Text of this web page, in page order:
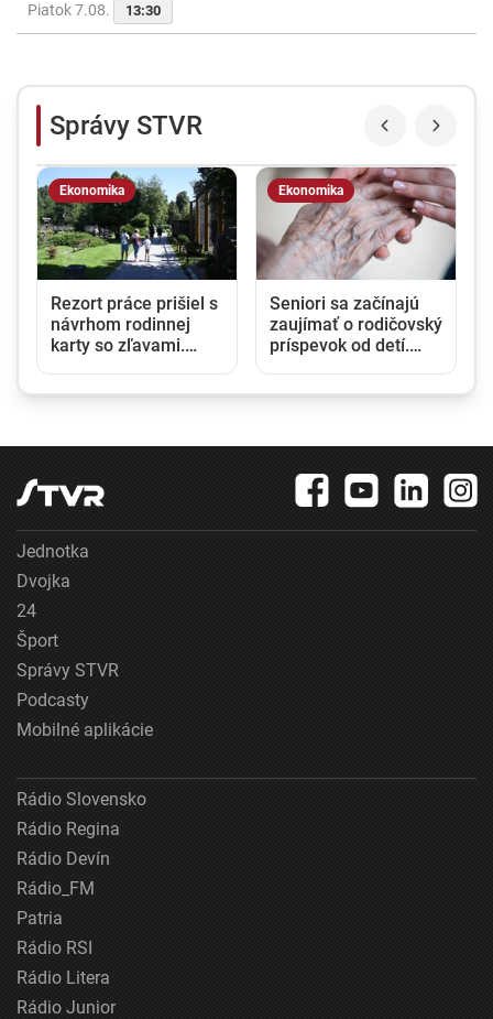
Piatok 7.08. 13:30
Správy STVR
Ekonomika
Rezort práce prišiel s
návrhom rodinnej
karty so zľavami.
Ekonomika
Seniori sa začínajú
zaujímať o rodičovský
príspevok od detí.
Jednotka
Dvojka
24
Šport
Správy STVR
Podcasty
Mobilné aplikácie
Rádio Slovensko
Rádio Regina
Rádio Devín
Rádio_FM
Patria
Rádio RSI
Rádio Litera
Rádio Junior